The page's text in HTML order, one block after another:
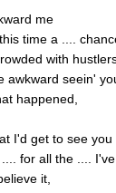
me
this time a
with
awkward seein'
happened
I'd get to see you
for all the I've
it